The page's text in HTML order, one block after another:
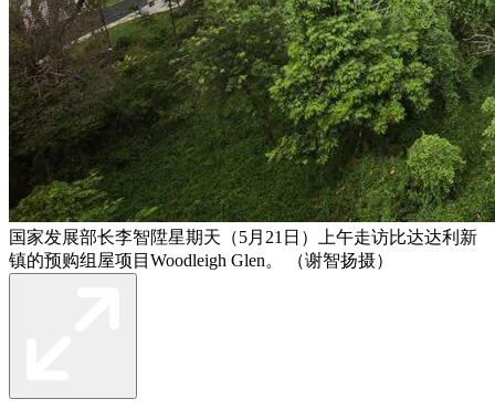
国家发展部长李智陞星期天（5月21日）上午走访比达达利新
镇的预购组屋项目Woodleigh Glen。 （谢智扬摄）